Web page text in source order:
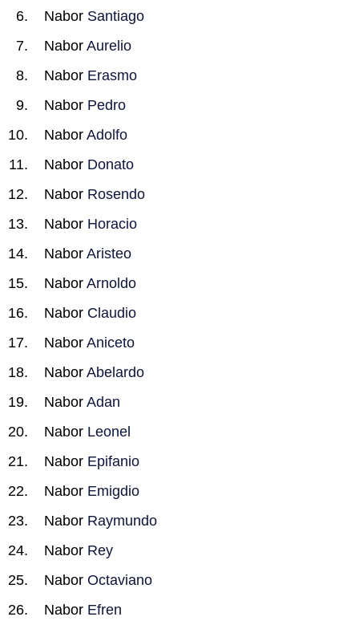
Nabor Santiago
Nabor Aurelio
Nabor Erasmo
Nabor Pedro
Nabor Adolfo
Nabor Donato
Nabor Rosendo
Nabor Horacio
Nabor Aristeo
Nabor Arnoldo
Nabor Claudio
Nabor Aniceto
Nabor Abelardo
Nabor Adan
Nabor Leonel
Nabor Epifanio
Nabor Emigdio
Nabor Raymundo
Nabor Rey
Nabor Octaviano
Nabor Efren